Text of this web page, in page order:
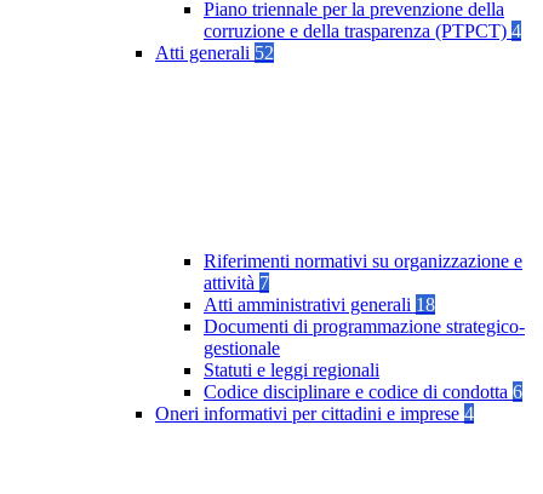
Piano triennale per la prevenzione della
corruzione e della trasparenza (PTPCT) 4
Atti generali 52
Riferimenti normativi su organizzazione e
attività 7
Atti amministrativi generali 18
Documenti di programmazione strategico-
gestionale
Statuti e leggi regionali
Codice disciplinare e codice di condotta 6
Oneri informativi per cittadini e imprese 4